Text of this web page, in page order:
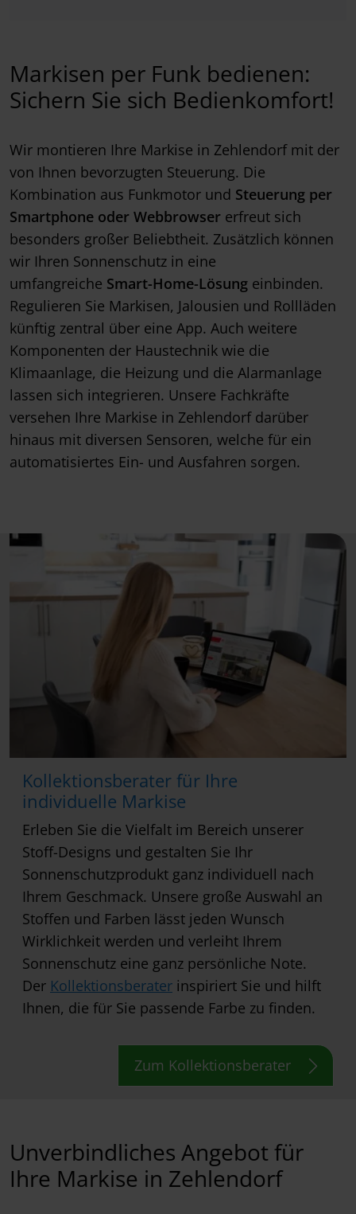
Markisen per Funk bedienen:
Sichern Sie sich Bedienkomfort!
Wir montieren Ihre Markise in Zehlendorf mit der
von Ihnen bevorzugten Steuerung. Die
Kombination aus Funkmotor und Steuerung per
Smartphone oder Webbrowser erfreut sich
besonders großer Beliebtheit. Zusätzlich können
wir Ihren Sonnenschutz in eine
umfangreiche Smart-Home-Lösung einbinden.
Regulieren Sie Markisen, Jalousien und Rollläden
künftig zentral über eine App. Auch weitere
Komponenten der Haustechnik wie die
Klimaanlage, die Heizung und die Alarmanlage
lassen sich integrieren. Unsere Fachkräfte
versehen Ihre Markise in Zehlendorf darüber
hinaus mit diversen Sensoren, welche für ein
automatisiertes Ein- und Ausfahren sorgen.
Kollektionsberater für Ihre
individuelle Markise
Erleben Sie die Vielfalt im Bereich unserer
Stoff-Designs und gestalten Sie Ihr
Sonnenschutzprodukt ganz individuell nach
Ihrem Geschmack. Unsere große Auswahl an
Stoffen und Farben lässt jeden Wunsch
Wirklichkeit werden und verleiht Ihrem
Sonnenschutz eine ganz persönliche Note.
Der Kollektionsberater inspiriert Sie und hilft
Ihnen, die für Sie passende Farbe zu finden.
Zum Kollektionsberater
Unverbindliches Angebot für
Ihre Markise in Zehlendorf